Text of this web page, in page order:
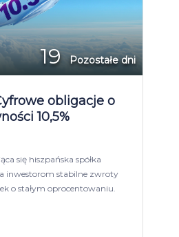
19 Pozostałe dni
obligacje o
10,5%
się hiszpańska spółka
inwestorom stabilne zwroty
o stałym oprocentowaniu.